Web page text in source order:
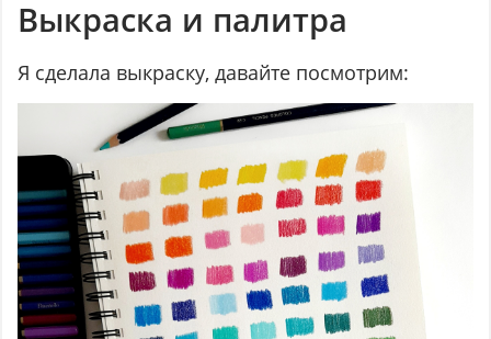
Выкраска и палитра
Я сделала выкраску, давайте посмотрим: